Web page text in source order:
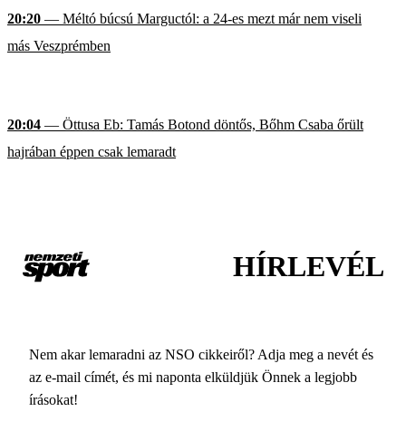
20:20 — Méltó búcsú Marguctól: a 24-es mezt már nem viseli
más Veszprémben
20:04 — Öttusa Eb: Tamás Botond döntős, Bőhm Csaba őrült
hajrában éppen csak lemaradt
HÍRLEVÉL
Nem akar lemaradni az NSO cikkeiről? Adja meg a nevét és
az e-mail címét, és mi naponta elküldjük Önnek a legjobb
írásokat!